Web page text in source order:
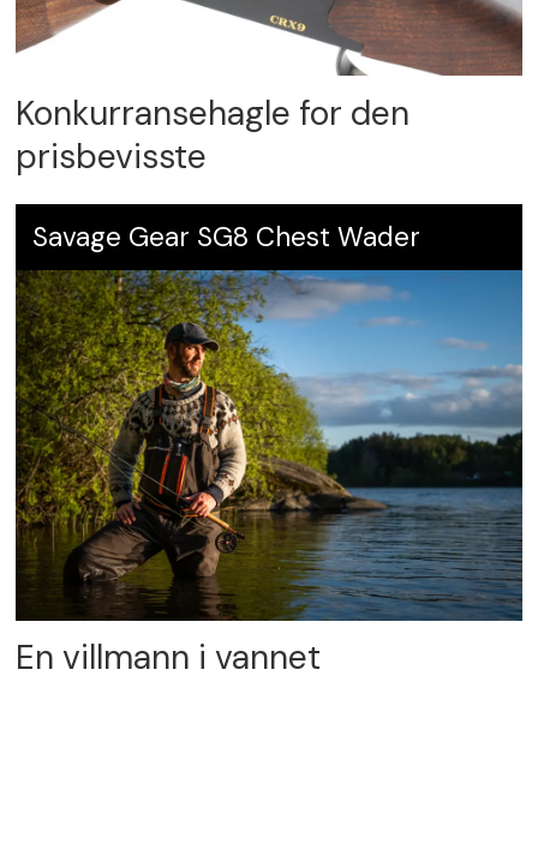
Konkurransehagle for den
prisbevisste
Savage Gear SG8 Chest Wader
En villmann i vannet